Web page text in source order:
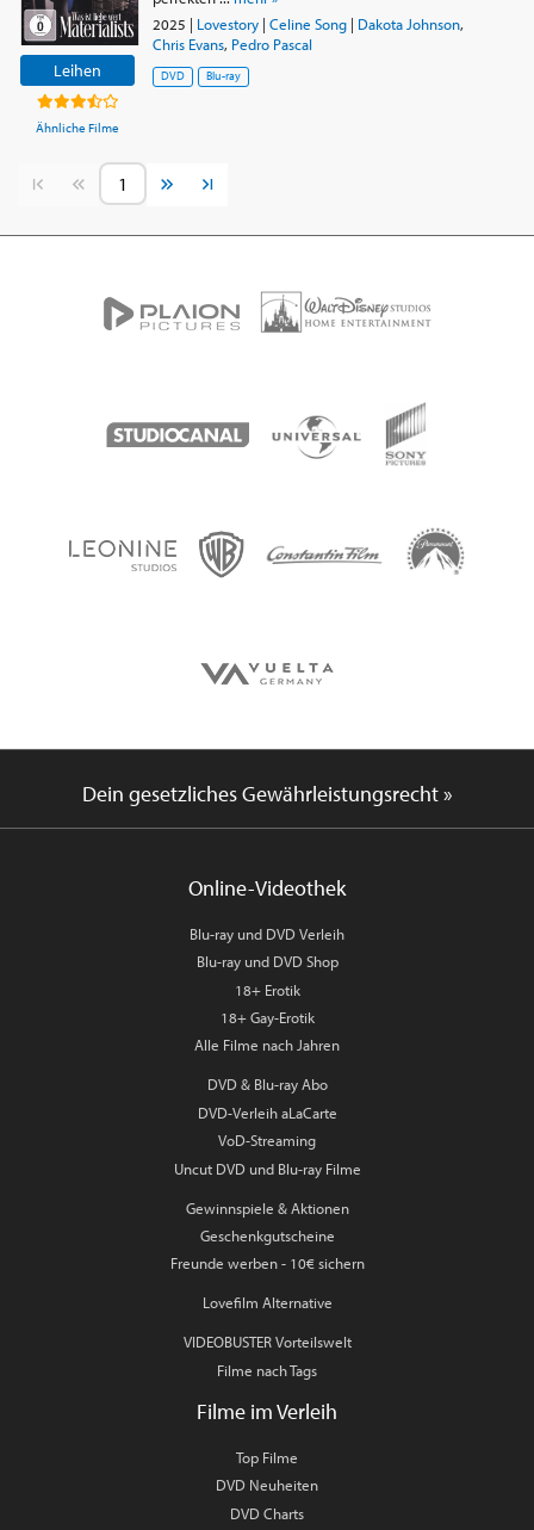
Leihen
Ähnliche Filme
2025 | Lovestory| Celine Song| Dakota Johnson,
Chris Evans, Pedro Pascal
DVD Blu-ray
Vorherige SeiteNächste Seite
Dein gesetzliches Gewährleistungsrecht »
Online-Videothek
Blu-ray und DVD Verleih
Blu-ray und DVD Shop
18+ Erotik
18+ Gay-Erotik
Alle Filme nach Jahren
DVD & Blu-ray Abo
DVD-Verleih aLaCarte
VoD-Streaming
Uncut DVD und Blu-ray Filme
Gewinnspiele & Aktionen
Geschenkgutscheine
Freunde werben - 10€ sichern
Lovefilm Alternative
VIDEOBUSTER Vorteilswelt
Filme nach Tags
Filme im Verleih
Top Filme
DVD Neuheiten
DVD Charts